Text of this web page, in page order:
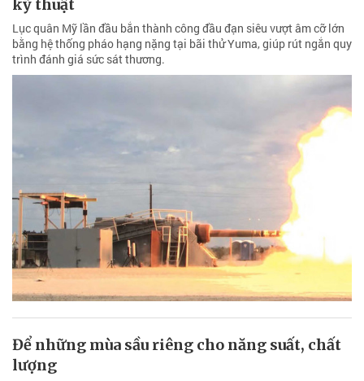
kỹ thuật
Lục quân Mỹ lần đầu bắn thành công đầu đạn siêu vượt âm cỡ lớn
bằng hệ thống pháo hạng nặng tại bãi thử Yuma, giúp rút ngắn quy
trình đánh giá sức sát thương.
Để những mùa sầu riêng cho năng suất, chất
lượng